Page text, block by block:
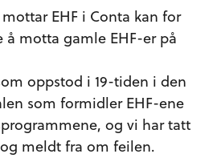
EHF i Conta kan for
motta gamle EHF-er på
oppstod i 19-tiden i den
som formidler EHF-ene
og vi har tatt
meldt fra om feilen.